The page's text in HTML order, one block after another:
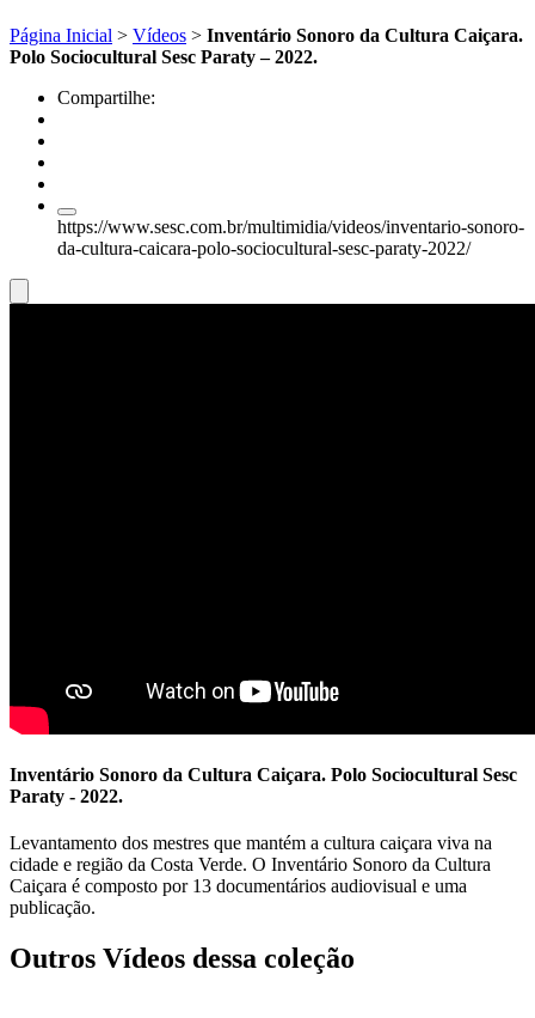
Página Inicial > Vídeos > Inventário Sonoro da Cultura Caiçara.
Polo Sociocultural Sesc Paraty – 2022.
Compartilhe:
https://www.sesc.com.br/multimidia/videos/inventario-sonoro-
da-cultura-caicara-polo-sociocultural-sesc-paraty-2022/
Inventário Sonoro da Cultura Caiçara. Polo Sociocultural Sesc
Paraty - 2022.
Levantamento dos mestres que mantém a cultura caiçara viva na
cidade e região da Costa Verde. O Inventário Sonoro da Cultura
Caiçara é composto por 13 documentários audiovisual e uma
publicação.
Outros Vídeos dessa coleção